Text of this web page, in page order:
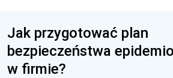
Jak przygotować plan
bezpieczeństwa
w firmie?